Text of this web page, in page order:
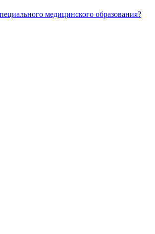
медицинского образования?